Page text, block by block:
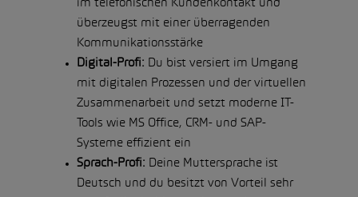
im telefonischen Kundenkontakt und
überzeugst mit einer überragenden
Kommunikationsstärke
Digital-Profi: Du bist versiert im Umgang
mit digitalen Prozessen und der virtuellen
Zusammenarbeit und setzt moderne IT-
Tools wie MS Office, CRM- und SAP-
Systeme effizient ein
Sprach-Profi: Deine Muttersprache ist
Deutsch und du besitzt von Vorteil sehr